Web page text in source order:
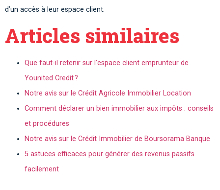
d’un accès à leur espace client.
Articles similaires
Que faut-il retenir sur l’espace client emprunteur de
Younited Credit ?
Notre avis sur le Crédit Agricole Immobilier Location
Comment déclarer un bien immobilier aux impôts : conseils
et procédures
Notre avis sur le Crédit Immobilier de Boursorama Banque
5 astuces efficaces pour générer des revenus passifs
facilement